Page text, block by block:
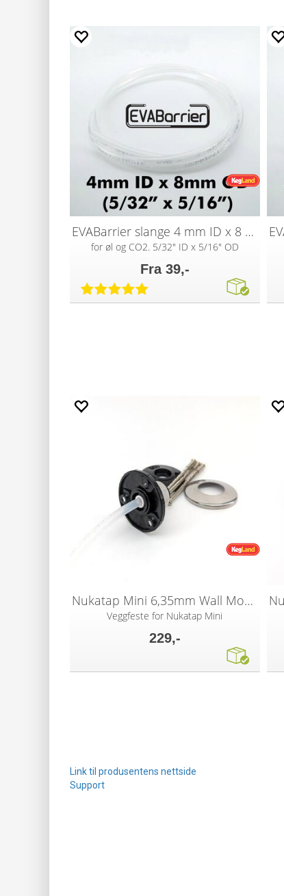
EVABarrier slange 4 mm ID x 8 mm OD
for øl og CO2. 5/32" ID x 5/16" OD
Fra 39,-
Nukatap Mini 6,35mm Wall Mount Shank Kit
Veggfeste for Nukatap Mini
229,-
Link til produsentens nettside
Support